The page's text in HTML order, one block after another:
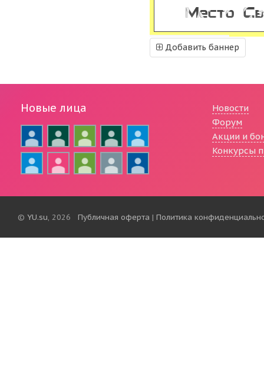
Добавить баннер
Новые лица
Новости
Форум
Акции и
Конкурсы
© YU.su, 2026 Публичная оферта | Политика